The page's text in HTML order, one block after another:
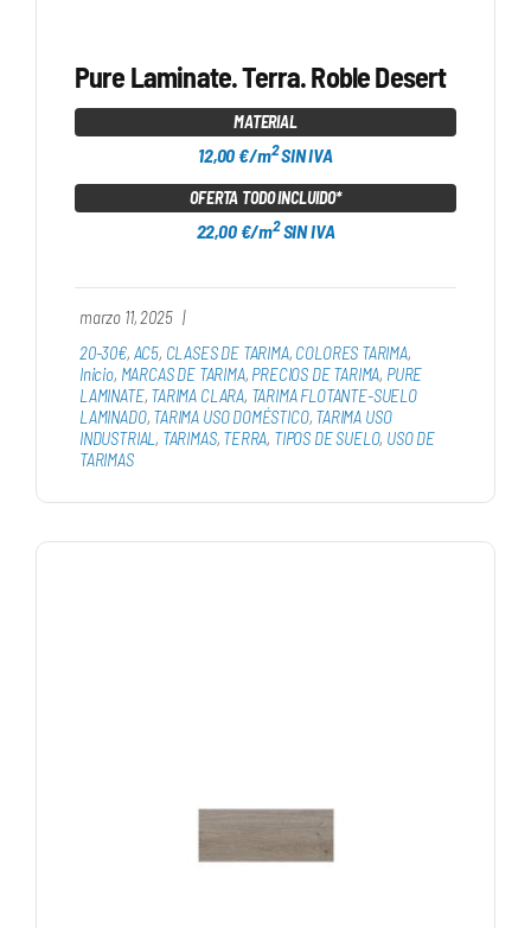
Pure Laminate. Terra. Roble Desert
MATERIAL
12,00 €/m2SIN IVA
OFERTA TODO INCLUIDO*
22,00 €/m2SIN IVA
marzo 11, 2025 |
20-30€, AC5, CLASES DE TARIMA, COLORES TARIMA,
Inicio, MARCAS DE TARIMA, PRECIOS DE TARIMA, PURE
LAMINATE, TARIMA CLARA, TARIMA FLOTANTE-SUELO
LAMINADO, TARIMA USO DOMÉSTICO, TARIMA USO
INDUSTRIAL , TARIMAS, TERRA, TIPOS DE SUELO, USO DE
TARIMAS